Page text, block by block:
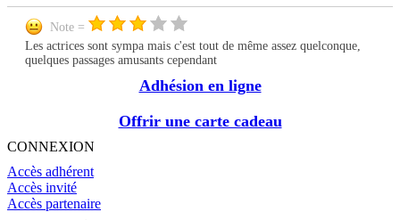
Note =
Les actrices sont sympa mais c'est tout de même assez quelconque,
quelques passages amusants cependant
Adhésion en ligne
Offrir une carte cadeau
CONNEXION
Accès adhérent
Accès invité
Accès partenaire